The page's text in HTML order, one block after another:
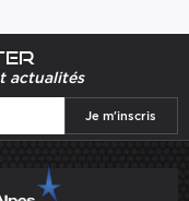
actualités